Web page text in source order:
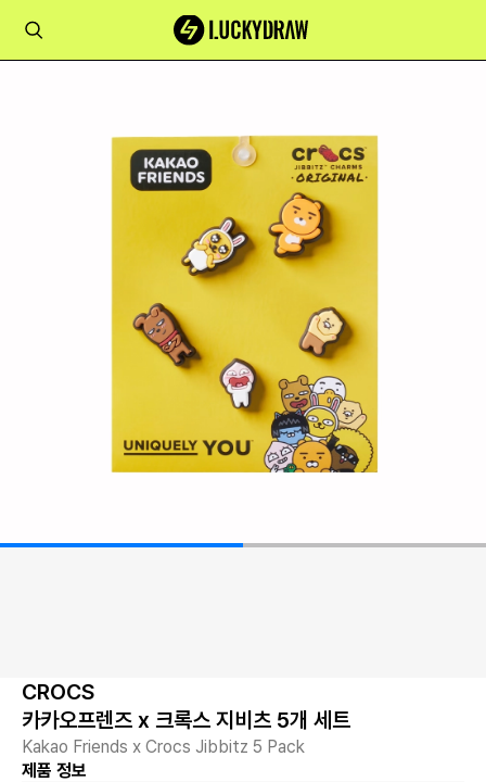
CROCS
카카오프렌즈 x 크록스 지비츠 5개 세트
Kakao Friends x Crocs Jibbitz 5 Pack
제품 정보